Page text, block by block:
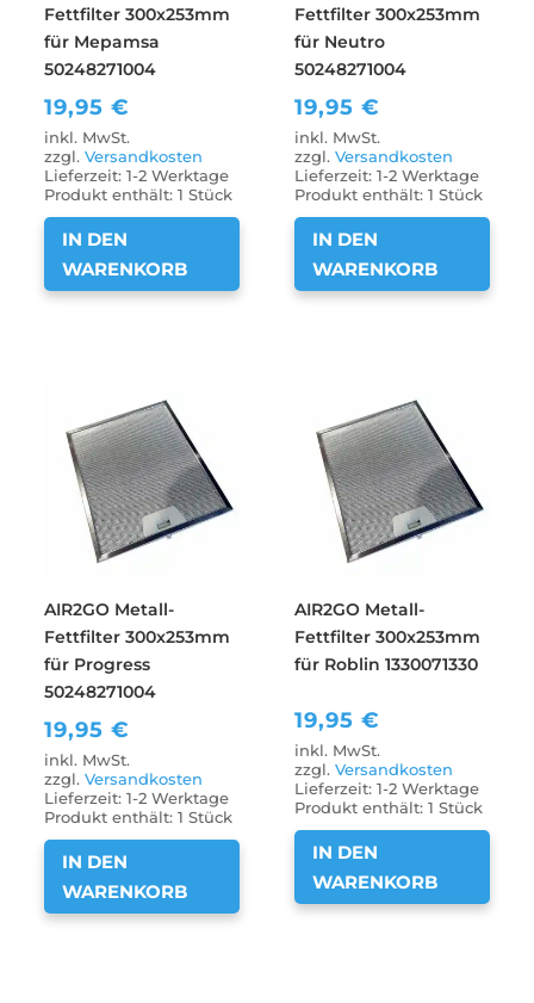
Fettfilter 300x253mm
für Mepamsa
50248271004
19,95€
inkl. MwSt.
zzgl.Versandkosten
Lieferzeit:1-2 Werktage
Produkt enthält: 1Stück
IN DEN
WARENKORB
Fettfilter 300x253mm
für Neutro
50248271004
19,95€
inkl. MwSt.
zzgl.Versandkosten
Lieferzeit:1-2 Werktage
Produkt enthält: 1Stück
IN DEN
WARENKORB
AIR2GO Metall-
Fettfilter 300x253mm
für Progress
50248271004
19,95€
inkl. MwSt.
zzgl.Versandkosten
Lieferzeit:1-2 Werktage
Produkt enthält: 1Stück
IN DEN
WARENKORB
AIR2GO Metall-
Fettfilter 300x253mm
für Roblin 1330071330
19,95€
inkl. MwSt.
zzgl.Versandkosten
Lieferzeit:1-2 Werktage
Produkt enthält: 1Stück
IN DEN
WARENKORB